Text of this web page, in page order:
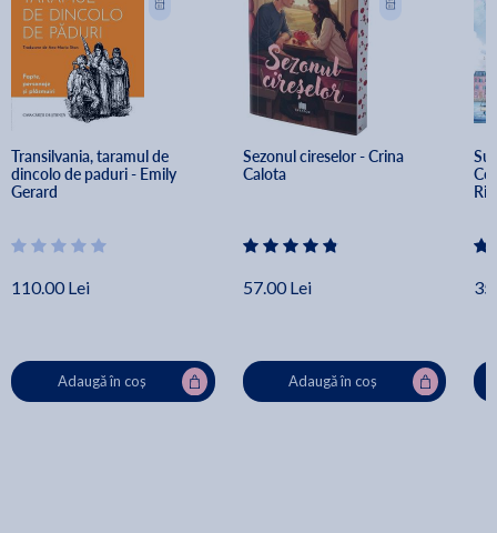
Transilvania, taramul de
dincolo de paduri - Emily
Gerard
110.00 Lei
Adaugă în coș
Sezonul cireselor - Crina
Calota
57.00 Lei
Adaugă în coș